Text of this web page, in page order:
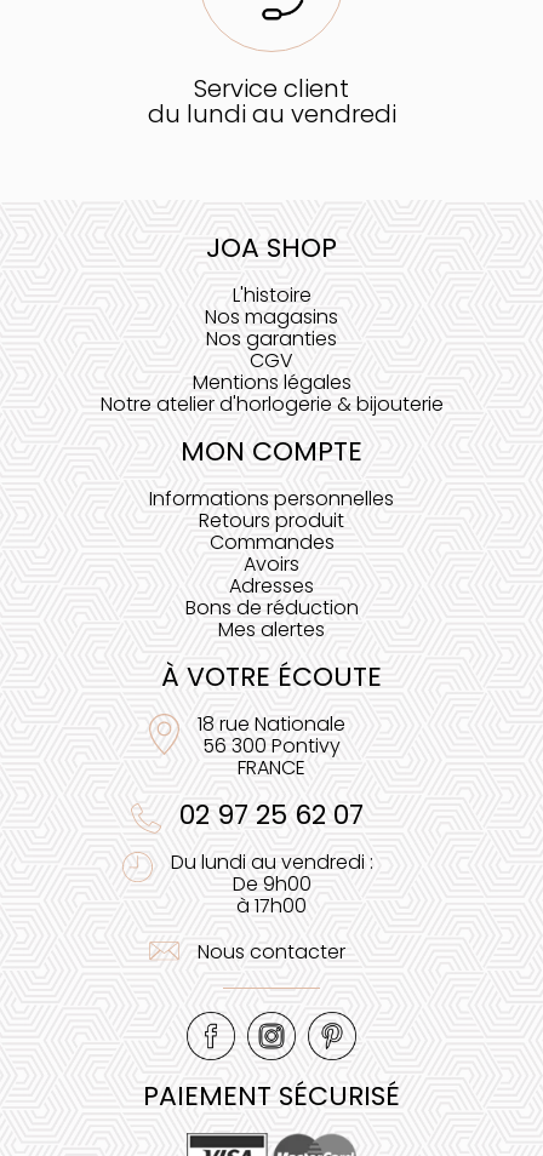
Service client
du lundi au vendredi
JOA SHOP
L'histoire
Nos magasins
Nos garanties
CGV
Mentions légales
Notre atelier d'horlogerie & bijouterie
MON COMPTE
Informations personnelles
Retours produit
Commandes
Avoirs
Adresses
Bons de réduction
Mes alertes
À VOTRE ÉCOUTE
18 rue Nationale
56 300 Pontivy
FRANCE
02 97 25 62 07
Du lundi au vendredi :
De 9h00
à 17h00
Nous contacter
PAIEMENT SÉCURISÉ